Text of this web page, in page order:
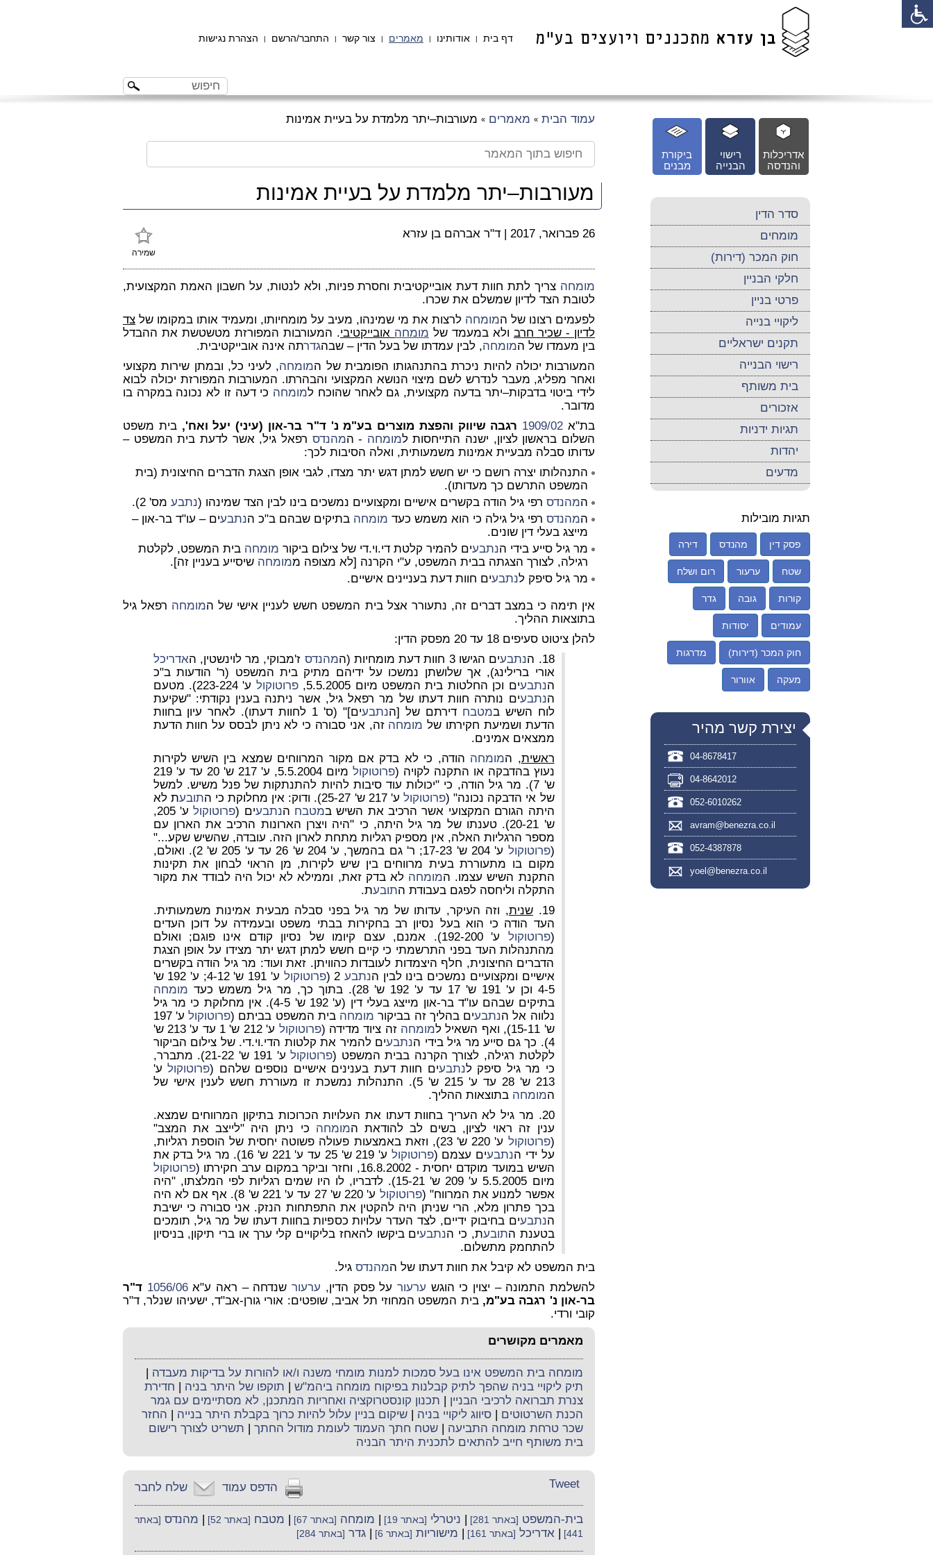
דף בית | אודותינו | מאמרים | צור קשר | התחבר/הרשם | הצהרת נגישות
עמוד הבית » מאמרים » מעורבות–יתר מלמדת על בעיית אמינות
מעורבות–יתר מלמדת על בעיית אמינות
שמירה
26 פברואר, 2017 | ד"ר אברהם בן עזרא
מומחה צריך לתת חוות דעת אובייקטיבית וחסרת פניות, ולא לנטות, על חשבון האמת המקצועית,
לטובת הצד לדיון שמשלם את שכרו.
לפעמים רצונו של המומחה לרצות את מי שמינהו, מעיב על מומחיותו, ומעמיד אותו במקומו של צד
לדיון - שכיר חרב ולא במעמד של מומחה אובייקטיבי. המעורבות המפורזת מטשטשת את ההבדל
בין מעמדו של המומחה, לבין עמדתו של בעל הדין – שבהגדרתה אינה אובייקטיבית.
המעורבות יכולה להיות ניכרת בהתנהגותו הפומבית של המומחה, לעיני כל, ובמתן שירות מקצועי
ואחר מפליג, מעבר לנדרש לשם מיצוי הנושא המקצועי והבהרתו. המעורבות המפורזת יכולה לבוא
לידי ביטוי בדבקות–יתר בדעה מקצועית, גם לאחר שהוכח למומחה כי דעה זו לא נכונה במקרה בו
מדובר.
בת"א 1909/02 רגבה שיווק והפצת מוצרים בע"מ נ' ד"ר בר-און (עיני) יעל ואח',בית משפט
השלום בראשון לציון, ישנה התייחסות למומחה - המהנדס רפאל גיל, אשר לדעת בית המשפט –
עדותו סבלה מבעיית אמינות משמעותית, ואלה הסיבות לכך:
התנהלותו יצרה רושם כי יש חשש למתן דגש יתר מצדו, לגבי אופן הצגת הדברים החיצונית (בית
המשפט התרשם כך מעדותו).
המהנדס רפי גיל הודה בקשרים אישיים ומקצועיים נמשכים בינו לבין הצד שמינהו (נתבע מס' 2).
המהנדס רפי גיל גילה כי הוא משמש כעד מומחה בתיקים שבהם ב"כ הנתבעים – עו"ד בר-און –
מייצג בעלי דין שונים.
מר גיל סייע בידי הנתבעים להמיר קלטת די.וי.די של צילום ביקור מומחה בית המשפט, לקלטת
רגילה, לצורך הצגתה בבית המשפט, ע"י הקרנה [לא מצופה ממומחה שיסייע בעניין זה].
מר גיל סיפק לנתבעים חוות דעת בעניינים אישיים.
אין תימה כי במצב דברים זה, נתעורר אצל בית המשפט חשש לעניין אישי של המומחה רפאל גיל
בתוצאות ההליך.
להלן ציטוט סעיפים 18 עד 20 מפסק הדין:
18. ה
נתבעים הגישו 3 חוות דעת מומחיות (ה מהנדס ז'מבוקי, מר לוינשטין, האדריכל
אורי ברילינג), אך שלושתן נמשכו על ידיהם מתיק בית המשפט (ר' הודעות ב"כ
הנתבעים וכן החלטות בית המשפט מיום 5.5.2005, פרוטוקול
ע' 223-224). מטעם
הנתבעים נותרה חוות דעתו של מר רפאל גיל, אשר ניתנה בענין נקודתי: "שקיעת
לוח השיש במטבח דירתם של [הנתבע
ים]" (ס' 1 לחוות דעתו). לאחר עיון בחוות
הדעת ושמיעת חקירתו של מומחה זה, אני סבורה כי לא ניתן לבסס על חוות הדעת
ממצאים אמינים.
ראשית, המומחה הודה, כי לא בדק אם מקור המרווחים שמצא בין השיש לקירות
נעוץ בהדבקה או התקנה לקויה (פרוטוקול
מיום 5.5.2004, ע' 217 ש' 20 עד ע' 219
ש' 7). מר גיל הודה, כי "יכולות עוד סיבות להיות להתנתקות של פנל משיש. למשל
של אי הדבקה נכונה" (פרוטוקול ע' 217 ש' 25-27). ודוק: אין מחלוקת כי ה תובעת לא
היתה הגורם המקצועי אשר הרכיב את השיש במטבח הנתבעים (פרוטוקול
ע' 205,
ש' 20-21). טענתו של מר גיל היתה, כי "היה ויצרן הארונות הרכיב את הארון עם
מספר הרגליות האלה, אין מספיק רגליות מתחת לארון הזה. עובדה, שהשיש שקע..."
(פרוטוקול
ע' 204 ש' 17-23; ר' גם בהמשך, ע' 204 ש' 26 עד ע' 205 ש' 2). ואולם,
מקום בו מתעוררת בעית מרווחים בין שיש לקירות, מן הראוי לבחון את תקינות
התקנת השיש עצמו. המומחה לא בדק זאת, וממילא לא יכול היה לבודד את מקור
התקלה וליחסה לפגם בעבודת התובעת.
19.
שנית, וזה העיקר, עדותו של מר גיל בפני סבלה מבעית אמינות משמעותית.
העד הודה כי הוא בעל נסיון רב בחקירות בבתי משפט ובעמידה על דוכן העדים
(פרוטוקול
ע' 192-200). אמנם, עצם קיומו של נסיון קודם אינו פוגם; ואולם
מהתנהלות העד בפני התרשמתי כי קיים חשש למתן דגש יתר מצידו על אופן הצגת
הדברים החיצונית, חלף היצמדות לעובדות כהוויתן. זאת ועוד: מר גיל הודה בקשרים
אישיים ומקצועיים נמשכים בינו לבין הנתבע פרוטוקול
ע' 191 ש' 4-12; ע' 192 ש'
4-5 וכן ע' 191 ש' 17 עד ע' 192 ש' 28). בתוך כך, מר גיל משמש כעד
מומחה
בתיקים שבהם עו"ד בר-און מייצג בעלי דין (ע' 192 ש' 4-5). אין מחלוקת כי מר גיל
נלווה אל הנתבעים בהליך זה בביקור מומחה בית המשפט בביתם (פרוטוקול
ע' 197
ש' 15-11), ואף השאיל ל
מומחה זה ציוד מדידה (פרוטוקול
ע' 212 ש' 1 עד ע' 213 ש'
4). כך גם סייע מר גיל בידי ה
נתבעים להמיר את קלטות הדי.וי.די. של צילום הביקור
לקלטת רגילה, לצורך הקרנה בבית המשפט (פרוטוקול
ע' 191 ש' 21-22). מתברר,
כי מר גיל סיפק לנתבעים חוות דעת בענינים אישיים נוספים שלהם (פרוטוקול ע'
213 ש' 28 עד ע' 215 ש' 5). התנהלות נמשכת זו מעוררת חשש לענין אישי של
המומחה בתוצאות ההליך.
20. מר גיל לא העריך בחוות דעתו את העלויות הכרוכות בתיקון המרווחים שמצא.
ענין זה ראוי לציון, בשים לב להודאת המומחה כי ניתן היה "לייצב את המצב"
(פרוטוקול
ע' 220 ש' 23), וזאת באמצעות פעולה פשוטה יחסית של הוספת רגליות,
על ידי הנתבעים עצמם (פרוטוקול
ע' 219 ש' 25 עד ע' 221 ש' 16). מר גיל בדק את
השיש במועד מוקדם יחסית - 16.8.2002, וחזר וביקר במקום ערב חקירתו (
פרוטוקול
מיום 5.5.2005 ע' 209 ש' 15-21). לדבריו, לו היו שמים רגליות לפי המלצתו, "היה
אפשר למנוע את המרווח" (פרוטוקול
ע' 220 ש' 27 עד ע' 221 ש' 8). אף אם לא היה
בכך פתרון מלא, הרי שניתן היה להקטין את התפתחות הנזק. אני סבורה כי ישיבת
הנתבעים בחיבוק ידיים, לצד העדר עלויות כספיות בחוות דעתו של מר גיל, תומכים
בטענת התובעת, כי הנתבעים ביקשו להאחז בליקויים קלי ערך או ברי תיקון, בניסיון
להתחמק מתשלום.
בית המשפט לא קיבל את חוות דעתו של המהנדס גיל.
להשלמת התמונה – יצוין כי הוגש ערעור על פסק הדין, ערעורשנדחה – ראה ע"א1056/06 ד"ר
בר-און נ' רגבה בע"מ, בית המשפט המחוזי תל אביב, שופטים: אורי גורן-אב"ד, ישעיהו שנלר, ד"ר
קובי ורדי.
מאמרים מקושרים
מומחה בית המשפט אינו בעל סמכות למנות מומחי משנה ו/או להורות על בדיקות מעבדה |
תיק ליקויי בניה שהפך לתיק קבלנות בפיקוח מומחה ביהמ"ש | תוקפו של היתר בניה | חדירת
צנרת תברואה לרכיבי הבניין | תכנון קונסטרוקציה ואחריות המתכנן, לא מסתיימים עם גמר
הכנת השרטוטים | סיווג ליקויי בניה | שיקום בניין עלול להיות כרוך בקבלת היתר בנייה | החזר
שכר טרחת מומחה התביעה | שטח חתך העמוד לעומת מודול החתך | תשריט לצורך רישום
בית משותף חייב להתאים לתכנית היתר הבניה
שלח לחבר הדפס עמוד Tweet
בית-המשפט [באתר 281] | ניטרלי [באתר 19] | מומחה [באתר 67] | מטבח [באתר 52] | מהנדס [באתר
441]
| אדריכל [באתר 161] | מישוריות [באתר 6] | גדר [באתר 284]
ביקורת
מבנים
רישוי
הבנייה
אדריכלות
והנדסה
סדר הדין
מומחים
חוק המכר (דירות)
חלקי הבניין
פרטי בניין
ליקויי בנייה
תקנים ישראליים
רישוי הבנייה
בית משותף
אזכורים
תגיות ידניות
יהדות
מדעים
תגיות מובילות
פסק דין מהנדס דירה
שטח ערעור רום ושלח
קורות גובה גדר
עמודים יסודות
חוק המכר (דירות) מדרגות
מעקה אוורור
יצירת קשר מהיר
04-8678417
04-8642012
052-6010262
avram@benezra.co.il
052-4387878
yoel@benezra.co.il